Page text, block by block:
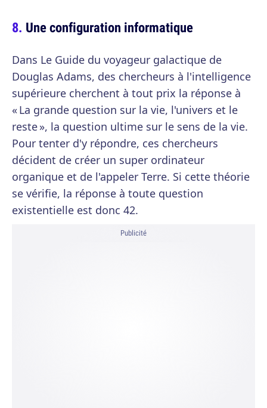
Une configuration informatique
Dans Le Guide du voyageur galactique de
Douglas Adams, des chercheurs à l'intelligence
supérieure cherchent à tout prix la réponse à
« La grande question sur la vie, l'univers et le
reste », la question ultime sur le sens de la vie.
Pour tenter d'y répondre, ces chercheurs
décident de créer un super ordinateur
organique et de l'appeler Terre. Si cette théorie
se vérifie, la réponse à toute question
existentielle est donc 42.
Publicité